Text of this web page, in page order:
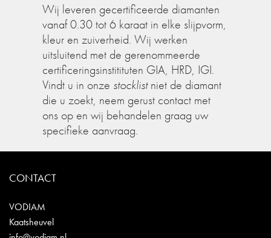
Wij leveren gecertificeerde diamanten
vanaf 0.30 tot 6 karaat in elke slijpvorm,
kleur en zuiverheid. Wij werken
uitsluitend met de gerenommeerde
certificeringsinstitituten GIA, HRD, IGI.
Vindt u in onze stocklistniet de diamant
die u zoekt, neem gerust contact met
ons op en wij behandelen graag uw
specifieke aanvraag.
CONTACT
VODIAM
Kaatsheuvel